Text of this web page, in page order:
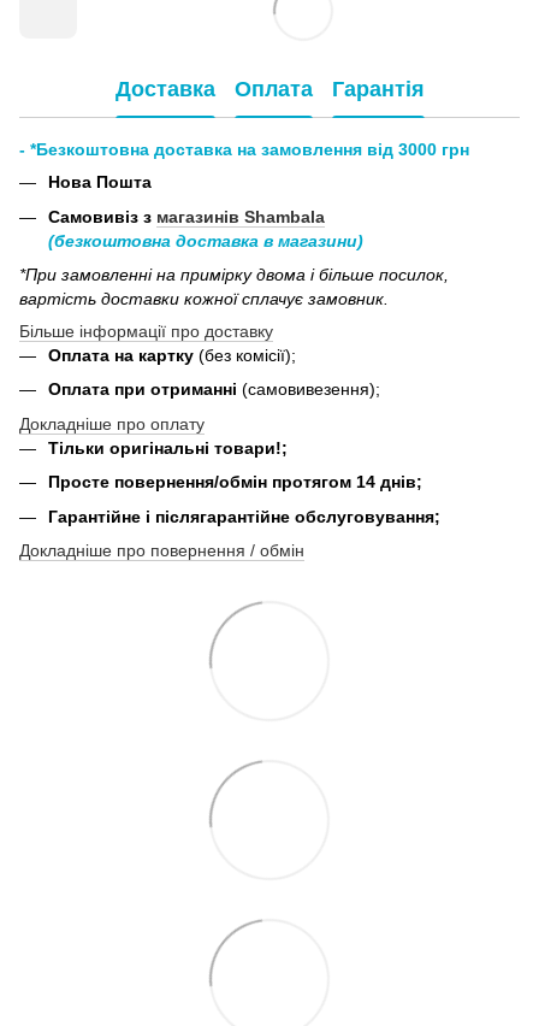
Доставка Оплата Гарантія
- *Безкоштовна доставка на замовлення від 3000 грн
Нова Пошта
Самовивіз з магазинів Shambala
(безкоштовна доставка в магазини)
*При замовленні на примірку двома і більше посилок,
вартість доставки кожної сплачує замовник.
Більше інформації про доставку
Оплата на картку (без комісії);
Оплата при отриманні (самовивезення);
Докладніше про оплату
Тільки оригінальні товари!;
Просте повернення/обмін протягом 14 днів;
Гарантійне і післягарантійне обслуговування;
Докладніше про повернення / обмін